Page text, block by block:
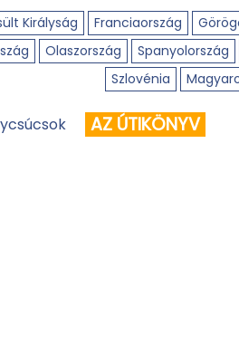
Királyság Franciaország
Olaszország Spanyolország
Szlovénia
AZ ÚTIKÖNYV